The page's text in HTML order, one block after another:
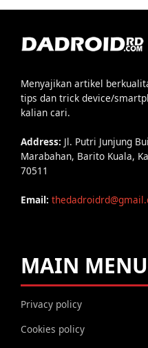
Menyajikan artikel
tips dan trick device/
kalian cari.
Address: Jl. Putri Junjung
Marabahan, Barito Kuala,
70511
Email:
MAIN MENU
Privacy policy
Cookies policy